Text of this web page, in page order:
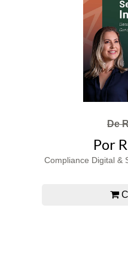
De
Por
Compliance Digital &